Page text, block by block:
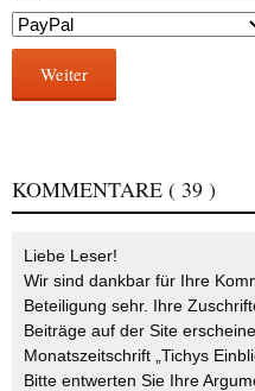
Weiter
KOMMENTARE ( 39 )
Liebe Leser!
Wir sind dankbar für Ihre
Beteiligung sehr. Ihre
Beiträge auf der Site
Monatszeitschrift „Tichys
Bitte entwerten Sie Ihre